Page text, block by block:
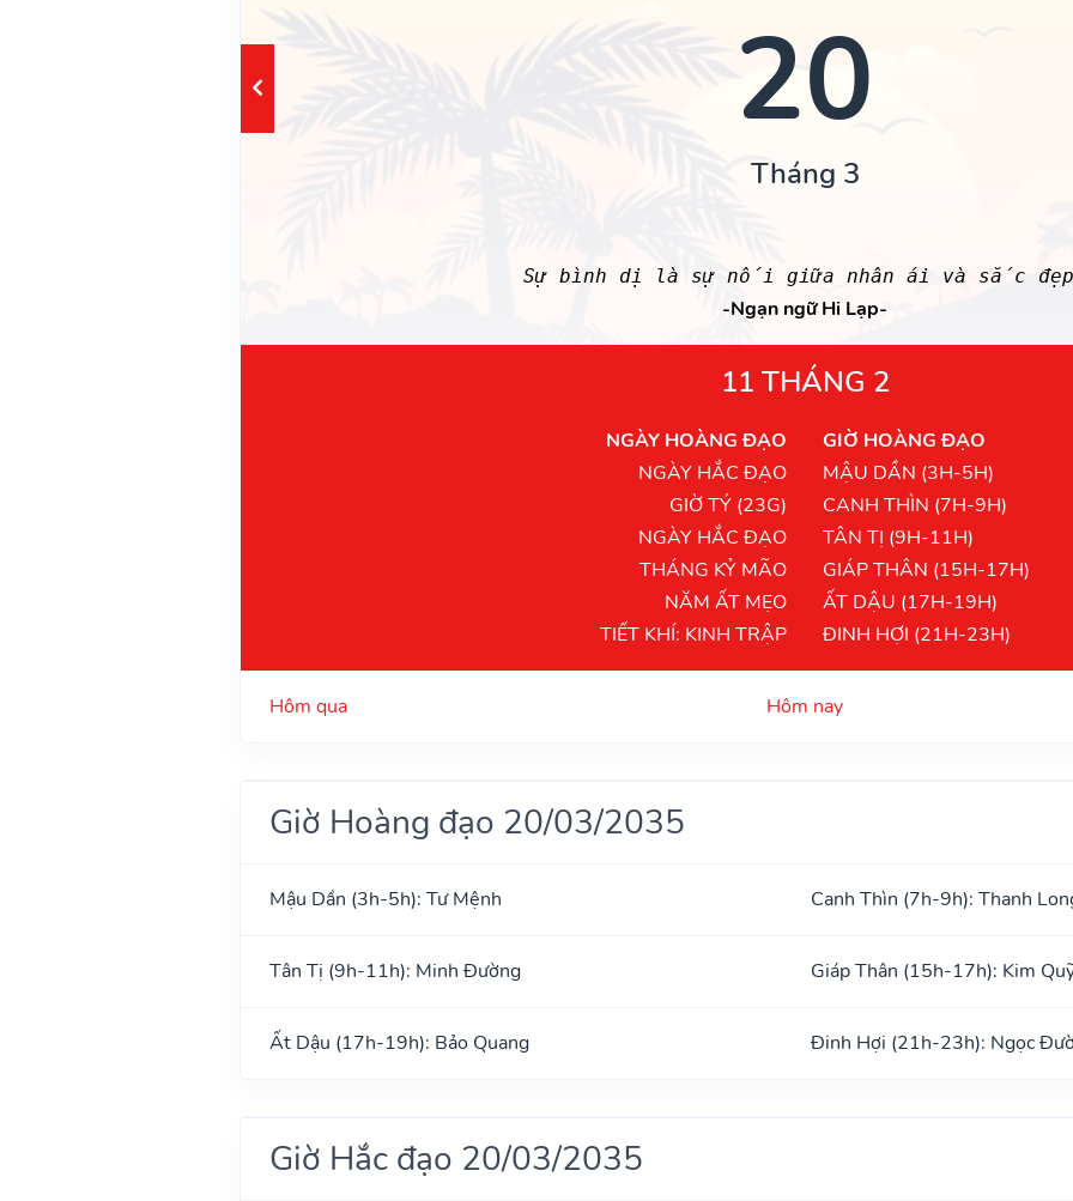
20
Tháng 3
Sự bình dị là sự nối giữa nhân ái và sắc
-Ngạn ngữ Hi Lạp-
11 THÁNG 2
NGÀY HOÀNG ĐẠO
NGÀY HẮC ĐẠO
GIỜ TÝ (23G)
NGÀY HẮC ĐẠO
THÁNG KỶ MÃO
NĂM ẤT MẸO
TIẾT KHÍ: KINH TRẬP
GIỜ HOÀNG ĐẠO
MẬU DẦN (3H-5H)
CANH THÌN (7H-9H)
TÂN TỊ (9H-11H)
GIÁP THÂN (15H-17H)
ẤT DẬU (17H-19H)
ĐINH HỢI (21H-23H)
Hôm qua Hôm nay
Giờ Hoàng đạo 20/03/2035
Mậu Dần (3h-5h): Tư Mệnh Canh Thìn (7h-9h): Thanh
Tân Tị (9h-11h): Minh Đường Giáp Thân (15h-17h): Kim
Ất Dậu (17h-19h): Bảo Quang Đinh Hợi (21h-23h): Ngọc
Giờ Hắc đạo 20/03/2035